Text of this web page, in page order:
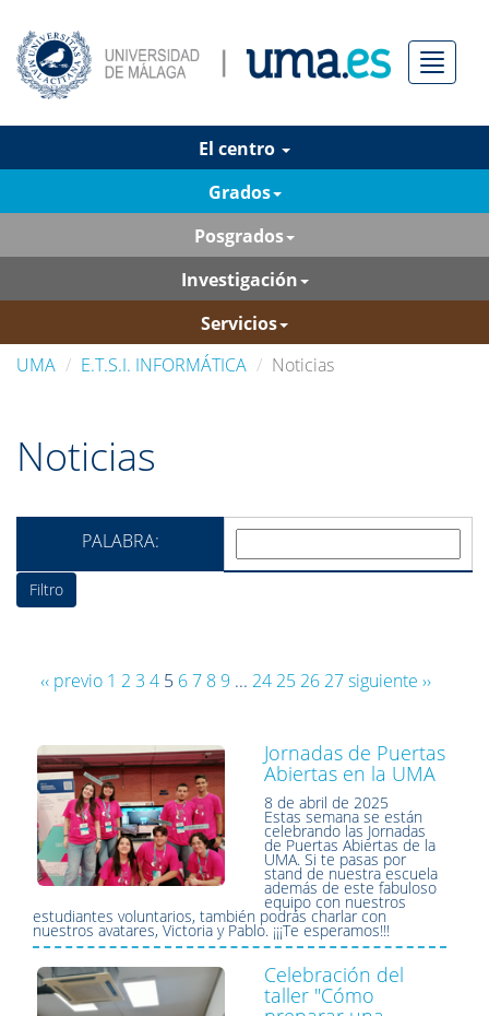
Menú
El centro
Grados
Posgrados
Investigación
Servicios
UMA
E.T.S.I. INFORMÁTICA Noticias
Noticias
PALABRA:
‹‹ previo 1 2 3 4 5 67 8 9 ... 24 25 26 27siguiente ››
Jornadas de Puertas
Abiertas en la UMA
8 de abril de 2025
Estas semana se están
celebrando las Jornadas
de Puertas Abiertas de la
UMA. Si te pasas por
stand de nuestra escuela
además de este fabuloso
equipo con nuestros
estudiantes voluntarios, también podrás charlar con
nuestros avatares, Victoria y Pablo. ¡¡¡Te esperamos!!!
Celebración del
taller "Cómo